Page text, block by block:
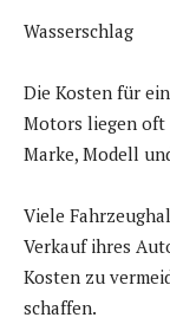
Wasserschlag
Die Kosten für
Motors liegen oft
Marke, Modell
Viele
Verkauf ihres
Kosten zu
schaffen.